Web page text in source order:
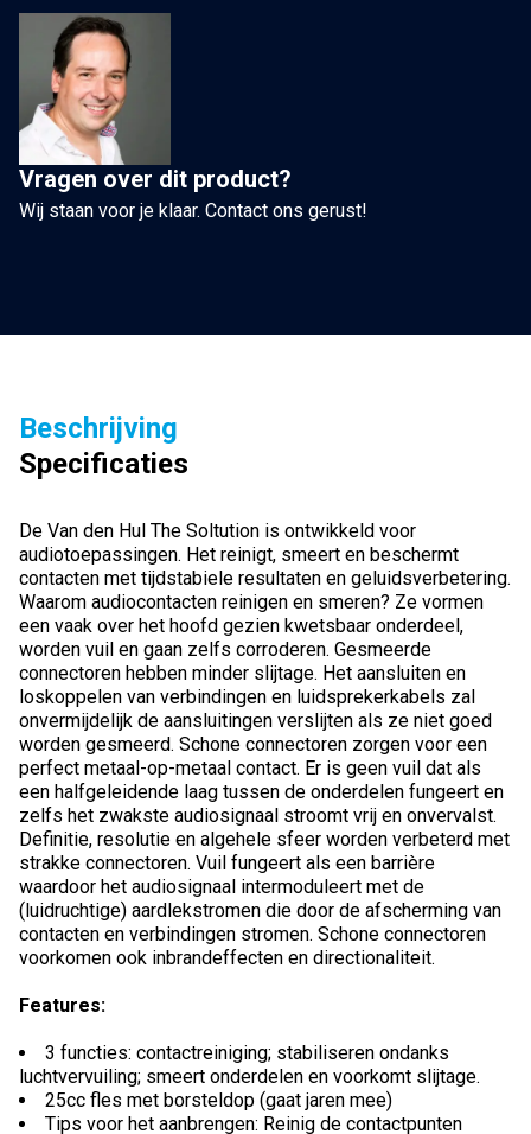
audiotoepassingen
aantal
Vragen over dit product?
Wij staan voor je klaar. Contact ons gerust!
Beschrijving
Specificaties
De Van den Hul The Soltution is ontwikkeld voor
audiotoepassingen. Het reinigt, smeert en beschermt
contacten met tijdstabiele resultaten en geluidsverbetering.
Waarom audiocontacten reinigen en smeren? Ze vormen
een vaak over het hoofd gezien kwetsbaar onderdeel,
worden vuil en gaan zelfs corroderen. Gesmeerde
connectoren hebben minder slijtage. Het aansluiten en
loskoppelen van verbindingen en luidsprekerkabels zal
onvermijdelijk de aansluitingen verslijten als ze niet goed
worden gesmeerd. Schone connectoren zorgen voor een
perfect metaal-op-metaal contact. Er is geen vuil dat als
een halfgeleidende laag tussen de onderdelen fungeert en
zelfs het zwakste audiosignaal stroomt vrij en onvervalst.
Definitie, resolutie en algehele sfeer worden verbeterd met
strakke connectoren. Vuil fungeert als een barrière
waardoor het audiosignaal intermoduleert met de
(luidruchtige) aardlekstromen die door de afscherming van
contacten en verbindingen stromen. Schone connectoren
voorkomen ook inbrandeffecten en directionaliteit.
Features:
3 functies: contactreiniging; stabiliseren ondanks
luchtvervuiling; smeert onderdelen en voorkomt slijtage.
25cc fles met borsteldop (gaat jaren mee)
Tips voor het aanbrengen: Reinig de contactpunten